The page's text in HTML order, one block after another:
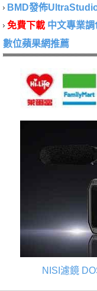
BMD發佈
免費下載 中文專業
數位蘋果網推薦
NISI濾鏡